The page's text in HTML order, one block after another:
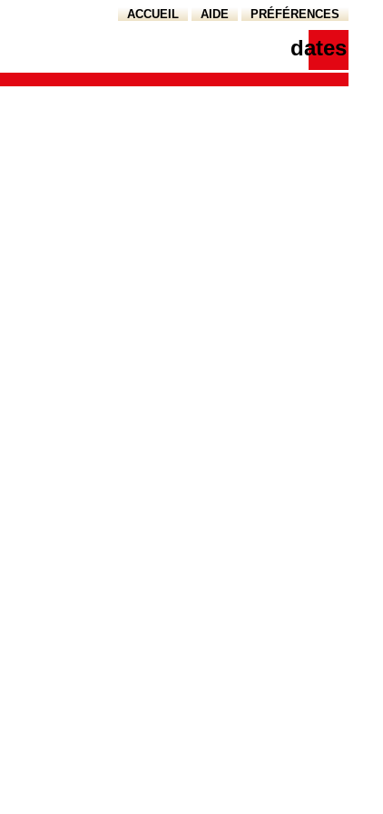
ACCUEIL AIDE PRÉFÉRENCES
dates